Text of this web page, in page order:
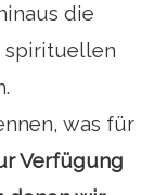
die
spirituellen
was für
Verfügung